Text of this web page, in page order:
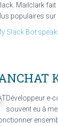
Mailclark
populaires sur
Slack Bot
Développeur e-
souvent eu à